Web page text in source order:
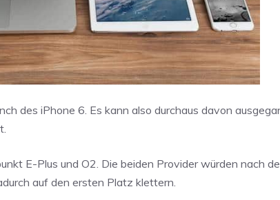
des iPhone 6. Es kann also durchaus davon
E-Plus und O2. Die beiden Provider würden nach
auf den ersten Platz klettern.